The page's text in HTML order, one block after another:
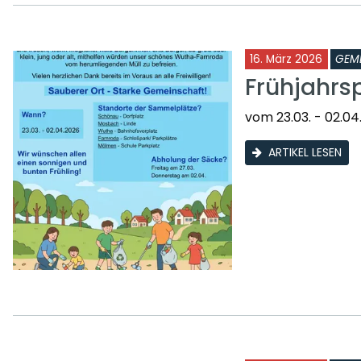
16. März 2026
vom 23.03. -
ARTIKEL LESEN